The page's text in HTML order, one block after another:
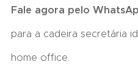
Fale agora pelo
para a cadeira secretária
home office.